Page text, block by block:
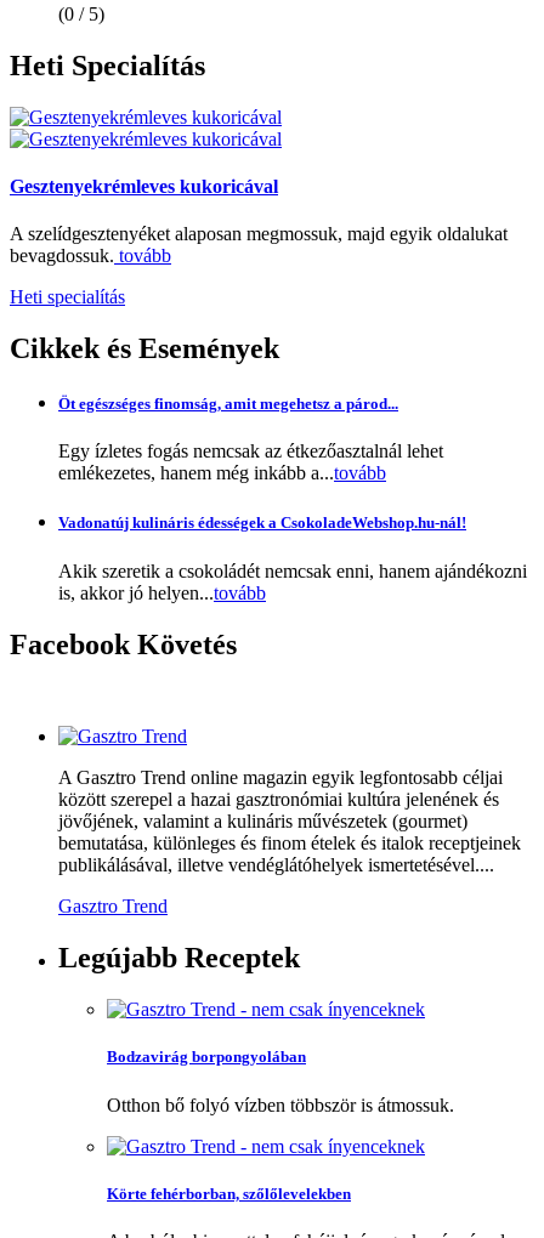
(0 / 5)
Heti Specialítás
Gesztenyekrémleves kukoricával
A szelídgesztenyéket alaposan megmossuk, majd egyik oldalukat
bevagdossuk. tovább
Heti specialítás
Cikkek és Események
Öt egészséges finomság, amit megehetsz a párod...
Egy ízletes fogás nemcsak az étkezőasztalnál lehet
emlékezetes, hanem még inkább a...tovább
Vadonatúj kulináris édességek a CsokoladeWebshop.hu-nál!
Akik szeretik a csokoládét nemcsak enni, hanem ajándékozni
is, akkor jó helyen...tovább
Facebook Követés
A Gasztro Trend online magazin egyik legfontosabb céljai
között szerepel a hazai gasztronómiai kultúra jelenének és
jövőjének, valamint a kulináris művészetek (gourmet)
bemutatása, különleges és finom ételek és italok receptjeinek
publikálásával, illetve vendéglátóhelyek ismertetésével....
Gasztro Trend
Legújabb Receptek
Bodzavirág borpongyolában
Otthon bő folyó vízben többször is átmossuk.
Körte fehérborban, szőlőlevelekben